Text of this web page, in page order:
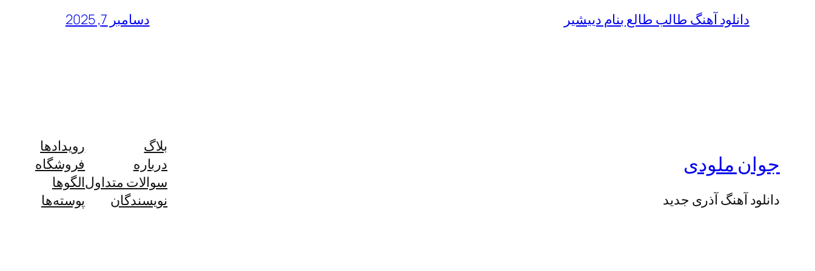
دانلود آهنگ طالب طالع بنام دییشیر دسامبر 7, 2025
جوان ملودی
دانلود آهنگ آذری جدید
بلاگ
درباره
سوالات متداول
نویسندگان
رویدادها
فروشگاه
الگوها
پوسته‌ها